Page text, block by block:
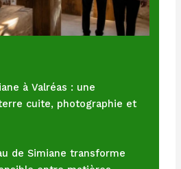
à Valréas : une
cuite, photographie et
de Simiane transforme